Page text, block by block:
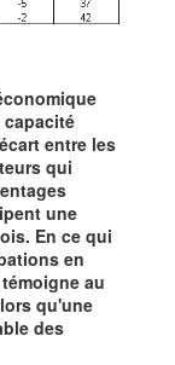
capacité
entre les
qui
une
En ce qui
en
au
qu'une
des